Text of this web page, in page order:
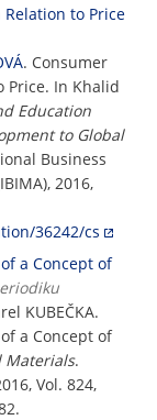
to Price
. Consumer
Price. In Khalid
Education
to Global
Business
2016,
36242/cs
a Concept of
KUBEČKA.
a Concept of
Materials.
Vol. 824,